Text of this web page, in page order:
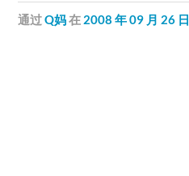
通过Q妈在 2008 年 09 月 26 日